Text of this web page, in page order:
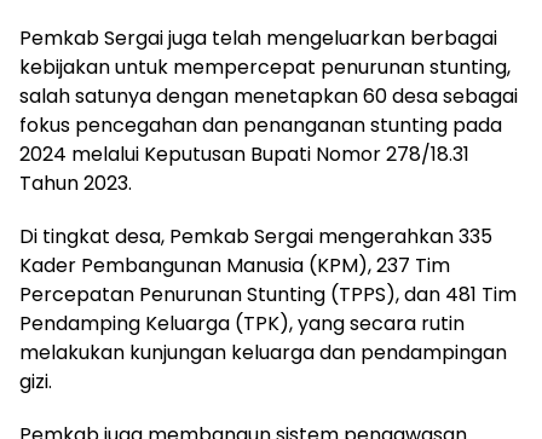
Pemkab Sergai juga telah mengeluarkan berbagai
kebijakan untuk mempercepat penurunan stunting,
salah satunya dengan menetapkan 60 desa sebagai
fokus pencegahan dan penanganan stunting pada
2024 melalui Keputusan Bupati Nomor 278/18.31
Tahun 2023.
Di tingkat desa, Pemkab Sergai mengerahkan 335
Kader Pembangunan Manusia (KPM), 237 Tim
Percepatan Penurunan Stunting (TPPS), dan 481 Tim
Pendamping Keluarga (TPK), yang secara rutin
melakukan kunjungan keluarga dan pendampingan
gizi.